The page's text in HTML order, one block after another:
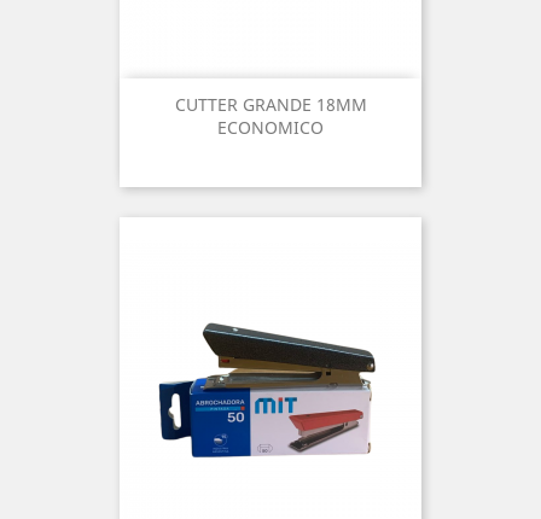
CUTTER GRANDE 18MM
ECONOMICO